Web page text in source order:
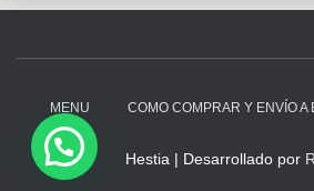
MENU COMO COMPRAR Y ENVÍO A
Hestia | Desarrollado por